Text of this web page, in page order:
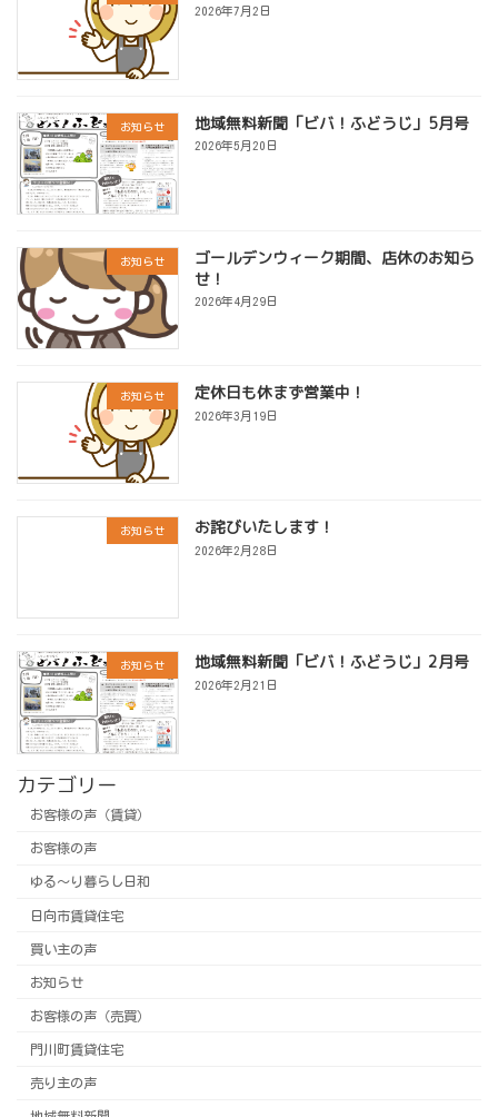
2026年7月2日
お知らせ 地域無料新聞「ビバ！ふどうじ」5月号
2026年5月20日
お知らせ
ゴールデンウィーク期間、店休のお知ら
せ！
2026年4月29日
お知らせ 定休日も休まず営業中！
2026年3月19日
お知らせ お詫びいたします！
2026年2月28日
お知らせ 地域無料新聞「ビバ！ふどうじ」2月号
2026年2月21日
カテゴリー
お客様の声（賃貸）
お客様の声
ゆる～り暮らし日和
日向市賃貸住宅
買い主の声
お知らせ
お客様の声（売買）
門川町賃貸住宅
売り主の声